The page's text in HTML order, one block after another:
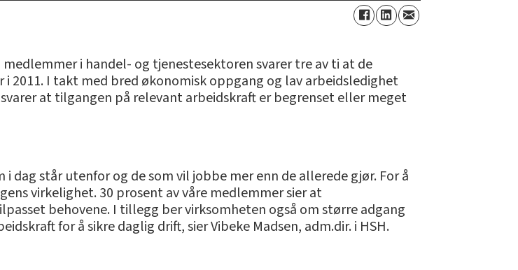
i handel- og tjenestesektoren svarer tre av ti at de
2011. I takt med bred økonomisk oppgang og lav arbeidsledighet
at tilgangen på relevant arbeidskraft er begrenset eller meget
dag står utenfor og de som vil jobbe mer enn de allerede gjør. For å
virkelighet. 30 prosent av våre medlemmer sier at
behovene. I tillegg ber virksomheten også om større adgang
for å sikre daglig drift, sier Vibeke Madsen, adm.dir. i HSH.